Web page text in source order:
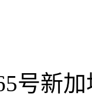
号新